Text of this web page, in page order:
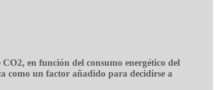
en función del consumo energético del
como un factor añadido para decidirse a